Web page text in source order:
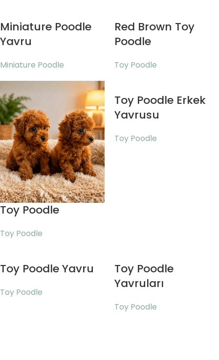
Miniature Poodle
Yavru
Miniature Poodle
Red Brown Toy
Poodle
Toy Poodle
Toy Poodle
Toy Poodle
Toy Poodle Erkek
Yavrusu
Toy Poodle
Toy Poodle Yavru
Toy Poodle
Toy Poodle
Yavruları
Toy Poodle